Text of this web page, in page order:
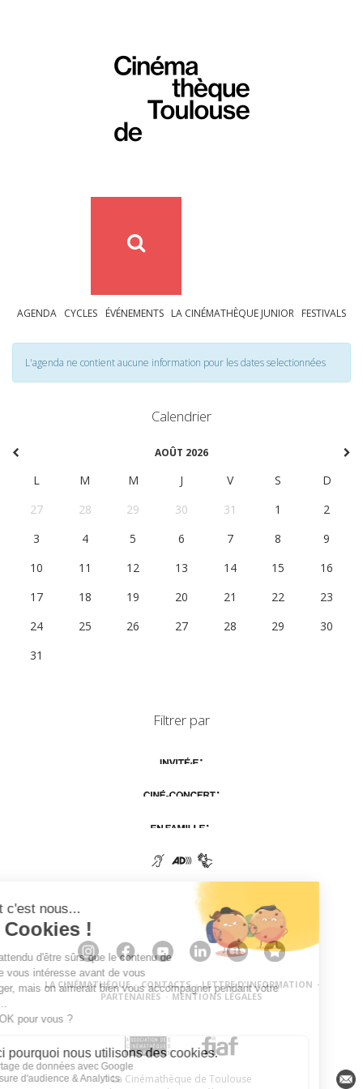
AGENDA CYCLES ÉVÉNEMENTS LA CINÉMATHÈQUE JUNIOR FESTIVALS
L'agenda ne contient aucune information pour les dates selectionnées
Calendrier
AOÛT 2026
L M M J V S
D
27
28 29 30 31 1
2
3
4 5 6 7 8
9
10
11 12 13 14 15
16
17
18 19 20 21 22
23
24
25 26 27 28 29
30
31
Filtrer par
LA CINÉMATHÈQUE · CONTACTS · LETTRE D'INFORMATION ·
PARTENAIRES · MENTIONS LÉGALES
La Cinémathèque de Toulouse